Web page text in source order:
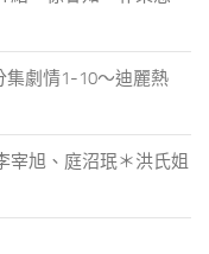
集劇情1-10～迪麗熱
宰旭、庭沼珉＊洪氏姐